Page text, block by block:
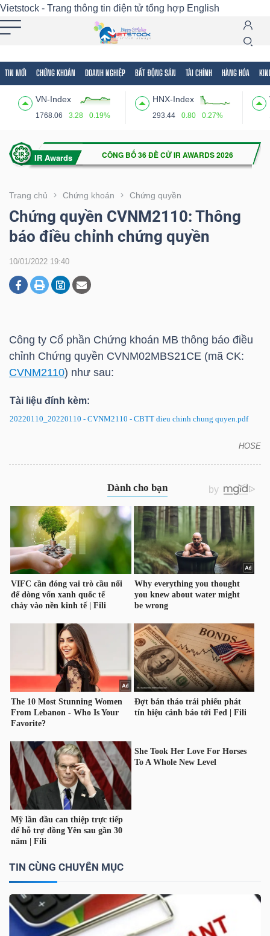
Vietstock - Trang thông tin điện tử tổng hợp English
TIN MỚI CHỨNG KHOÁN DOANH NGHIỆP BẤT ĐỘNG SẢN TÀI CHÍNH HÀNG HÓA
VN-Index
1768.06 3.28 0.19%
HNX-Index
293.44 0.80 0.27%
Trang chủ Chứng khoán Chứng quyền
Chứng quyền CVNM2110: Thông
báo điều chỉnh chứng quyền
10/01/2022 19:40
Công ty Cổ phần Chứng khoán MB thông báo điều
chỉnh Chứng quyền CVNM02MBS21CE (mã CK:
CVNM2110) như sau:
Tài liệu đính kèm:
20220110_20220110 - CVNM2110 - CBTT dieu chinh chung quyen.pdf
HOSE
TIN CÙNG CHUYÊN MỤC
Tất cả Tính năng Ngành Mã chứng khoán
Tính
(-)
VIETSTOCK
CHỨNG
ĐỘNG
SẢN
HÀNG
HÓA
KINH
THẾ
GIỚI
ĐÔNG
DƯƠNG
TÀI